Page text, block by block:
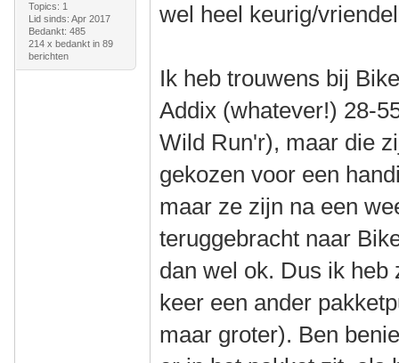
Topics: 1
Lid sinds: Apr 2017
Bedankt: 485
214 x bedankt in 89
berichten
wel heel keurig/
Ik heb trouwens bij
Addix (whatever!) 28-
Wild Run'r), maar die
gekozen voor een
maar ze zijn na een
teruggebracht naar
dan wel ok. Dus ik
keer een ander
maar groter). Ben